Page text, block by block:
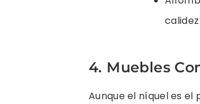
4. Muebles
Aunque el níquel es